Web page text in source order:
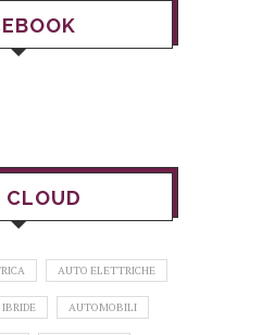
CLOUD
AUTO ELETTRICHE
AUTOMOBILI